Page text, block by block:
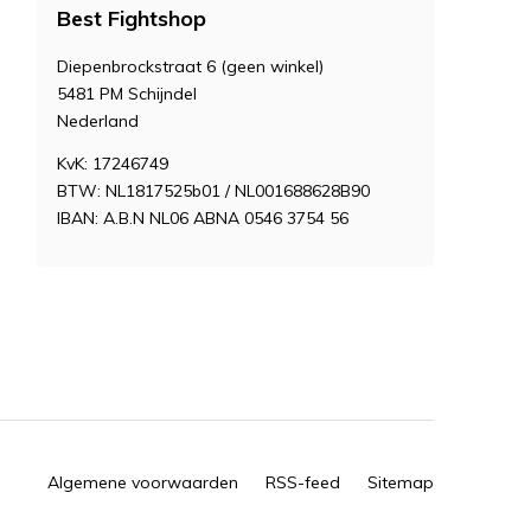
Best Fightshop
Diepenbrockstraat 6 (geen winkel)
5481 PM Schijndel
Nederland
KvK: 17246749
BTW: NL1817525b01 / NL001688628B90
IBAN: A.B.N NL06 ABNA 0546 3754 56
Algemene voorwaarden RSS-feed Sitemap